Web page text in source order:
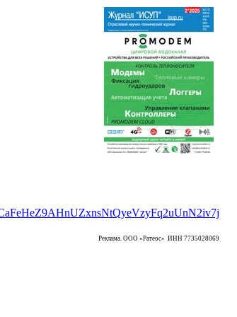
Реклама. ООО «Ратеос» ИНН 7735028069